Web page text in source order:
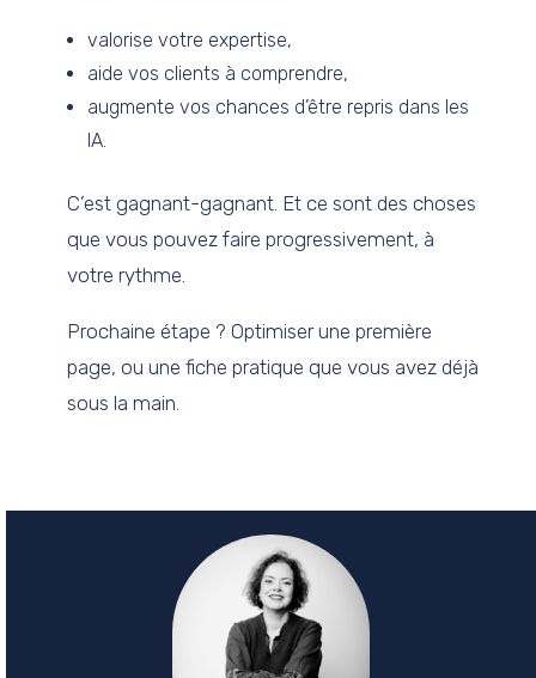
valorise votre expertise,
aide vos clients à comprendre,
augmente vos chances d’être repris dans les
IA.
C’est gagnant-gagnant. Et ce sont des choses
que vous pouvez faire progressivement, à
votre rythme.
Prochaine étape ? Optimiser une première
page, ou une fiche pratique que vous avez déjà
sous la main.